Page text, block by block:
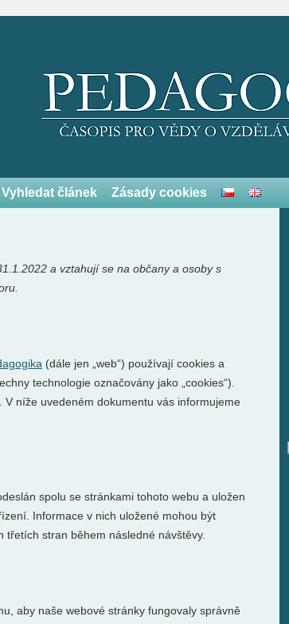
Vyhledat článek Zásady cookies
a vztahují se na občany a osoby s
(dále jen „web“) používají cookies a
technologie označovány jako „cookies“).
níže uvedeném dokumentu vás informujeme
spolu se stránkami tohoto webu a uložen
Informace v nich uložené mohou být
stran během následné návštěvy.
aby naše webové stránky fungovaly správně